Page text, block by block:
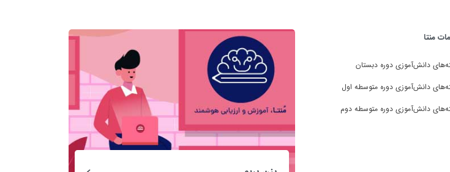
منتا
دانش‌آموزی دوره دبستان
دانش‌آموزی دوره متوسطه اول
دانش‌آموزی دوره متوسطه دوم